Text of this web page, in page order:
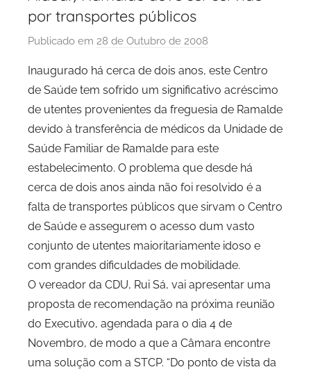
por transportes públicos
Publicado em 28 de Outubro de 2008
r
P
C
P
C
i
d
a
d
e
P
t
o
Inaugurado há cerca de dois anos, este Centro
de Saúde tem sofrido um significativo acréscimo
de utentes provenientes da freguesia de Ramalde
devido à transferência de médicos da Unidade de
Saúde Familiar de Ramalde para este
estabelecimento. O problema que desde há
cerca de dois anos ainda não foi resolvido é a
falta de transportes públicos que sirvam o Centro
de Saúde e assegurem o acesso dum vasto
conjunto de utentes maioritariamente idoso e
com grandes dificuldades de mobilidade.
O vereador da CDU, Rui Sá, vai apresentar uma
proposta de recomendação na próxima reunião
do Executivo, agendada para o dia 4 de
Novembro, de modo a que a Câmara encontre
uma solução com a STCP. “Do ponto de vista da